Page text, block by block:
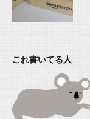
これ書いてる人